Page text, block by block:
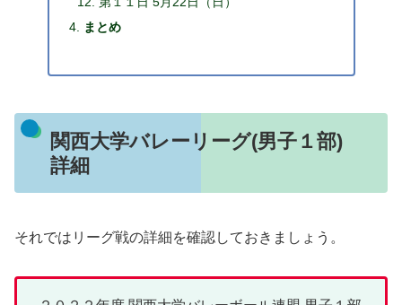
まとめ
関西大学バレーリーグ(男子１部)
詳細
それではリーグ戦の詳細を確認しておきましょう。